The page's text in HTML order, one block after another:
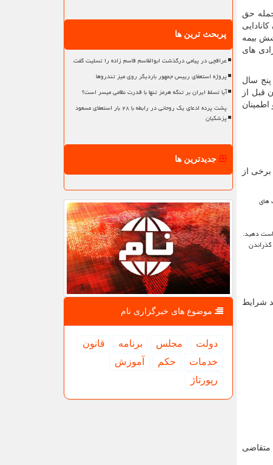
حق
بیمه
های
پنج سال
قبل از
از
های
دهید.
شرایط
متقاضی
پربحث ترین ها
عراقچی در پیامی درگذشت ابوالقاسم قاسم زاده را تسلیت گفت
پروژه استعفای رییس جمهور باردیگر روی میز تندروها
آیا تسلط ایران بر تنگه هرمز تنها با قدرت نظامی میسر است؟
پشت پرده ادعای یک روحانی در رابطه با ۲۸ بار استعفای مسعود
پزشکیان
جدیدترین ها
موضوع های خبرگزاری نام
دولت مجلس برنامه
قانون
خدمات
حكم
آموزش
رپورتاژ